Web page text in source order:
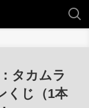
タカムラ
くじ（1本